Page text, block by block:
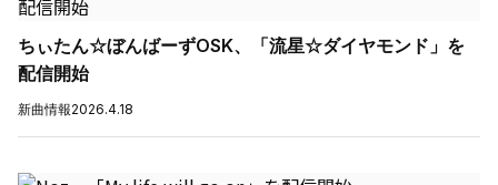
ちぃたん☆ぼんばーずOSK、「流星☆ダイヤモンド」を
配信開始
新曲情報2026.4.18